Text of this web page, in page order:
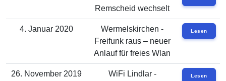
Remscheid wechselt
4. Januar 2020
Wermelskirchen -
Freifunk raus – neuer
Anlauf für freies Wlan
Lesen
26. November 2019
WiFi Lindlar -
Lesen